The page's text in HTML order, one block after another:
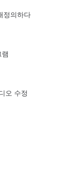
정의하다
오 수정